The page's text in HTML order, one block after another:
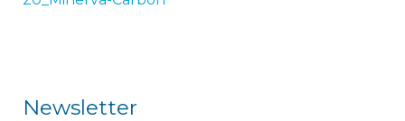
Newsletter